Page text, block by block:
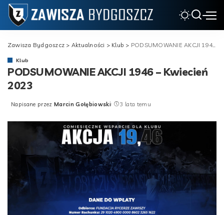
Zawisza Bydgoszcz > Aktualności > Klub > PODSUMOWANIE AKCJI 1946 – Kwiecień 2023
Klub
PODSUMOWANIE AKCJI 1946 – Kwiecień
2023
Posted
Napisane przez Marcin Gołębiowski 3 lata temu